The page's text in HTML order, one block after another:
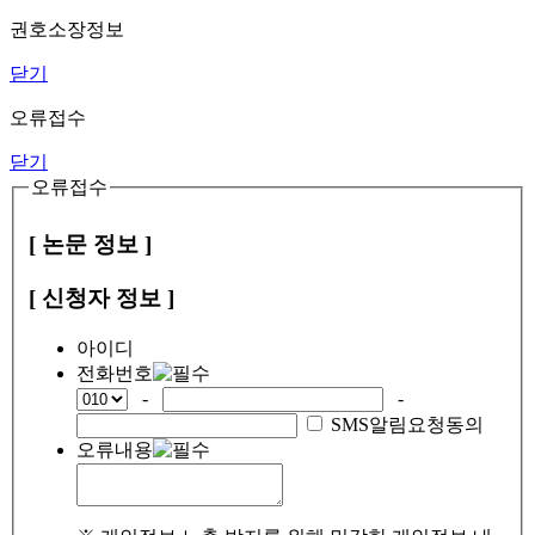
권호소장정보
닫기
오류접수
닫기
오류접수
[ 논문 정보 ]
[ 신청자 정보 ]
아이디
전화번호
-
-
SMS알림요청동의
오류내용